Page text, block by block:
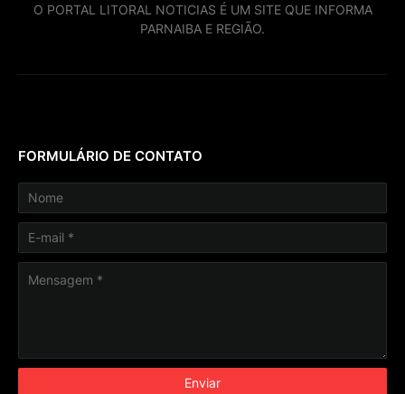
O PORTAL LITORAL NOTICIAS É UM SITE QUE INFORMA
PARNAIBA E REGIÃO.
FORMULÁRIO DE CONTATO